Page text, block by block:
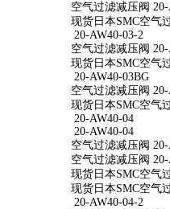
空气过滤减压阀 20-
现货日本SMC空气
20-AW40-03-2
空气过滤减压阀
现货日本SMC空气
20-AW40-03BG
空气过滤减压阀 20-
现货日本SMC空气
20-AW40-04
20-AW40-04
空气过滤减压阀 20-
空气过滤减压阀 20-
现货日本SMC空气
现货日本SMC空气
20-AW40-04-2